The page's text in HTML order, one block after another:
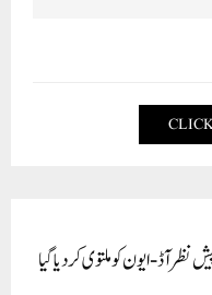
آڈ-ایون کو ملتوی کر دیا گیا